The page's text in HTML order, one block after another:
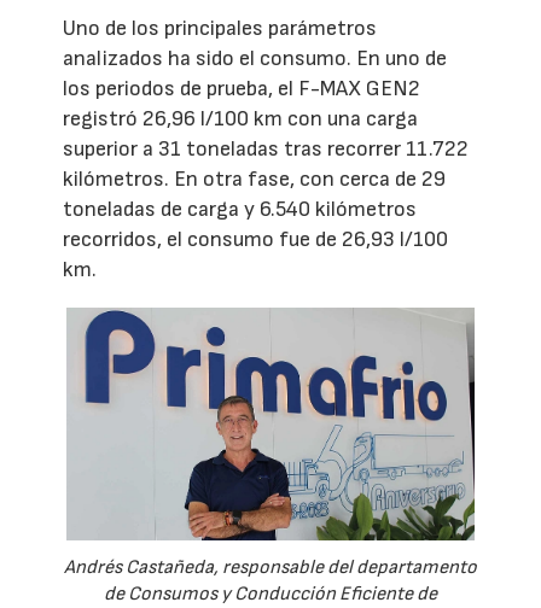
Uno de los principales parámetros
analizados ha sido el consumo. En uno de
los periodos de prueba, el F-MAX GEN2
registró 26,96 l/100 km con una carga
superior a 31 toneladas tras recorrer 11.722
kilómetros. En otra fase, con cerca de 29
toneladas de carga y 6.540 kilómetros
recorridos, el consumo fue de 26,93 l/100
km.
Andrés Castañeda, responsable del departamento
de Consumos y Conducción Eficiente de